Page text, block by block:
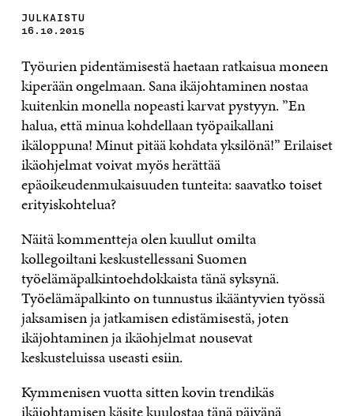
JULKAISTU
16.10.2015
Työurien pidentämisestä haetaan ratkaisua moneen
kiperään ongelmaan. Sana ikäjohtaminen nostaa
kuitenkin monella nopeasti karvat pystyyn. ”En
halua, että minua kohdellaan työpaikallani
ikäloppuna! Minut pitää kohdata yksilönä!” Erilaiset
ikäohjelmat voivat myös herättää
epäoikeudenmukaisuuden tunteita: saavatko toiset
erityiskohtelua?
Näitä kommentteja olen kuullut omilta
kollegoiltani keskustellessani Suomen
työelämäpalkintoehdokkaista tänä syksynä.
Työelämäpalkinto on tunnustus ikääntyvien työssä
jaksamisen ja jatkamisen edistämisestä, joten
ikäjohtaminen ja ikäohjelmat nousevat
keskusteluissa useasti esiin.
Kymmenisen vuotta sitten kovin trendikäs
ikäjohtamisen käsite kuulostaa tänä päivänä